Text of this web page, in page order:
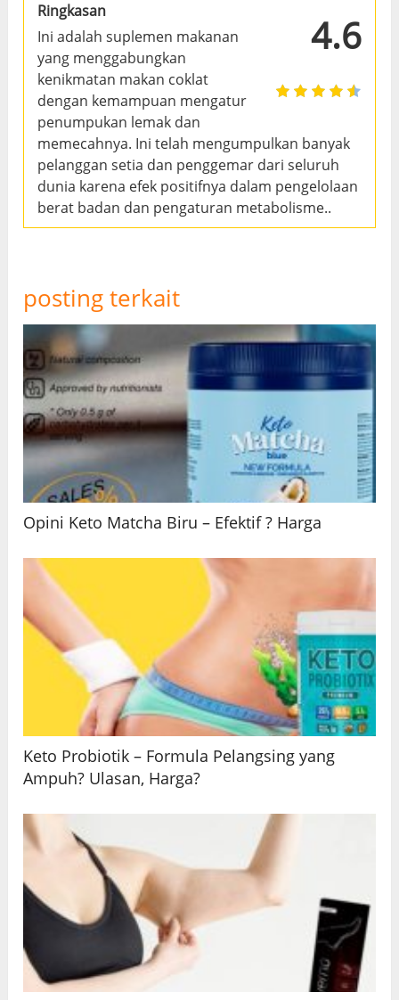
4.6
Ringkasan
Ini adalah suplemen makanan
yang menggabungkan
kenikmatan makan coklat
dengan kemampuan mengatur
penumpukan lemak dan
memecahnya. Ini telah mengumpulkan banyak
pelanggan setia dan penggemar dari seluruh
dunia karena efek positifnya dalam pengelolaan
berat badan dan pengaturan metabolisme..
posting terkait
Opini Keto Matcha Biru – Efektif ? Harga
Keto Probiotik – Formula Pelangsing yang
Ampuh? Ulasan, Harga?